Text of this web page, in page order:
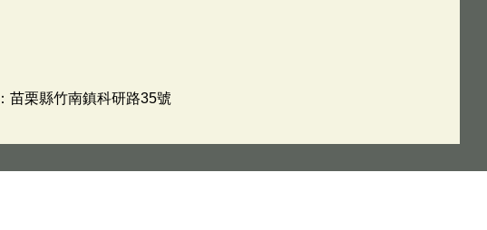
苗栗縣竹南鎮科研路35號